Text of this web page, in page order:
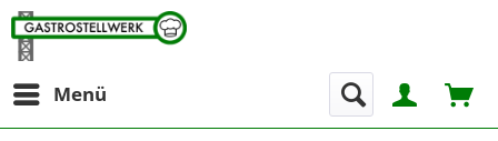
Menü